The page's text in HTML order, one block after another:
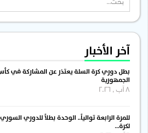
آخر الأخبار
بطل دوري كرة السلة يعتذر عن المشاركة في كأس
الجمهورية
للمرة الرابعة توالياً.. الوحدة بطلاً للدوري السوري
لكرة…